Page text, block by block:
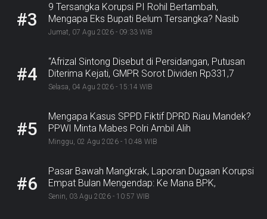
#3
9 Tersangka Korupsi PI Rohil Bertambah,
Mengapa Eks Bupati Belum Tersangka? Nasib
Rp9,2 Miliar
Jumat, 07 Agu 2026 - 09:33 WIB
#4
“Afrizal Sintong Disebut di Persidangan, Putusan
Diterima Kejati, GMPR Sorot Dividen Rp331,7
Miliar”
Selasa, 04 Agu 2026 - 15:14 WIB
#5
Mengapa Kasus SPPD Fiktif DPRD Riau Mandek?
PPWI Minta Mabes Polri Ambil Alih
Minggu, 02 Agu 2026 - 10:48 WIB
#6
Pasar Bawah Mangkrak, Laporan Dugaan Korupsi
Empat Bulan Mengendap: Ke Mana BPK,
Inspektorat, dan Kejaksaan?
Senin, 03 Agu 2026 - 10:57 WIB